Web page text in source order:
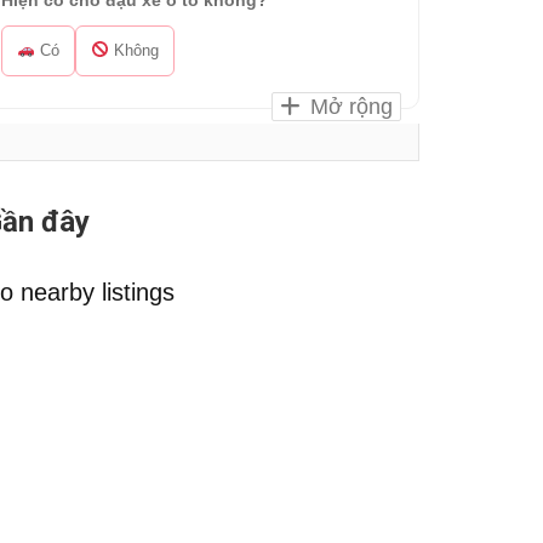
Có Không
Mở rộng
đây
nearby listings